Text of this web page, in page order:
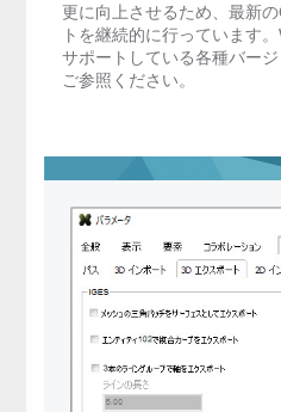
更に向上させるため、最新
トを継続的に行っています
サポートしている各種バー
ご参照ください。